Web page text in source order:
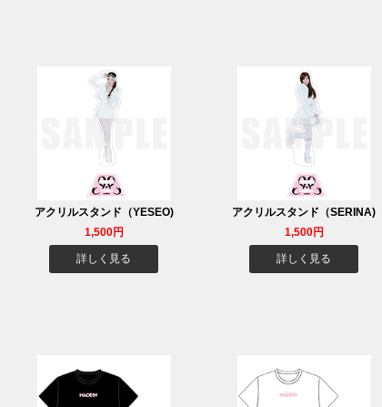
アクリルスタンド（YESEO)
1,500円
詳しく見る
アクリルスタンド（SERINA)
1,500円
詳しく見る